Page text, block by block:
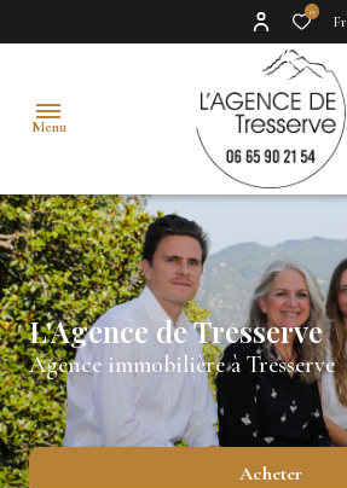
0
Fr
Menu
accueil
acheter
vendre
estimer
L'Agence de Tresserve
Agence immobilière à Tresserve
Acheter